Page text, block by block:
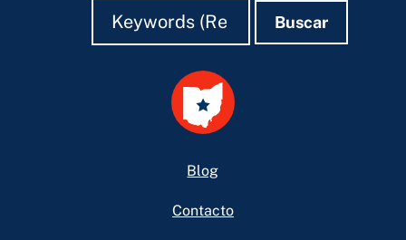
Buscar
Buscar Buscar
Blog
Contacto